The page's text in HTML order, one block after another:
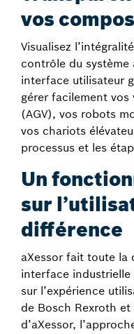
vos
Visualisez
contrôle du système
interface utilisateur
gérer facilement vos
(AGV), vos robots
vos chariots
processus et les
Un
sur
différence
aXessor fait toute la
interface industrielle
sur l’expérience
de Bosch Rexroth
d’aXessor,